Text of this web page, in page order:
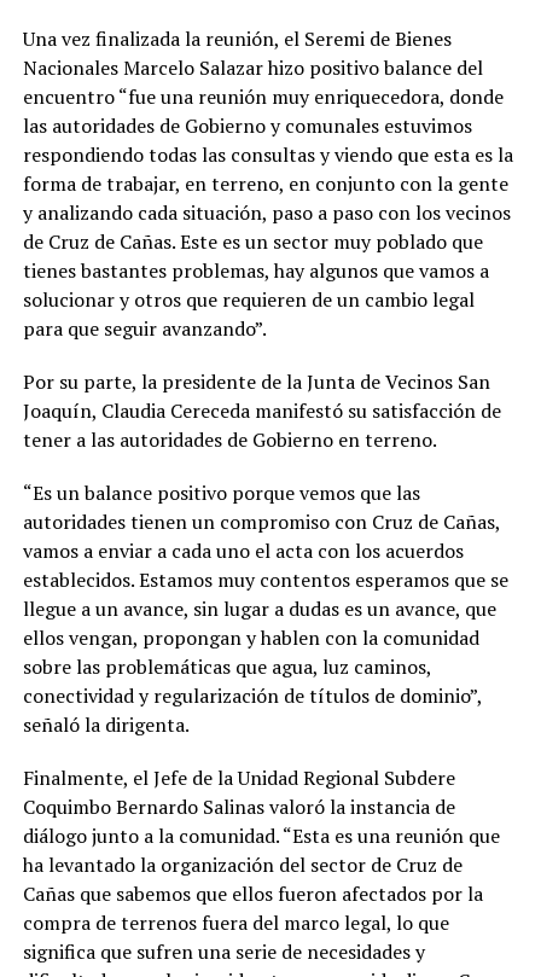
Una vez finalizada la reunión, el Seremi de Bienes
Nacionales Marcelo Salazar hizo positivo balance del
encuentro “fue una reunión muy enriquecedora, donde
las autoridades de Gobierno y comunales estuvimos
respondiendo todas las consultas y viendo que esta es la
forma de trabajar, en terreno, en conjunto con la gente
y analizando cada situación, paso a paso con los vecinos
de Cruz de Cañas. Este es un sector muy poblado que
tienes bastantes problemas, hay algunos que vamos a
solucionar y otros que requieren de un cambio legal
para que seguir avanzando”.
Por su parte, la presidente de la Junta de Vecinos San
Joaquín, Claudia Cereceda manifestó su satisfacción de
tener a las autoridades de Gobierno en terreno.
“Es un balance positivo porque vemos que las
autoridades tienen un compromiso con Cruz de Cañas,
vamos a enviar a cada uno el acta con los acuerdos
establecidos. Estamos muy contentos esperamos que se
llegue a un avance, sin lugar a dudas es un avance, que
ellos vengan, propongan y hablen con la comunidad
sobre las problemáticas que agua, luz caminos,
conectividad y regularización de títulos de dominio”,
señaló la dirigenta.
Finalmente, el Jefe de la Unidad Regional Subdere
Coquimbo Bernardo Salinas valoró la instancia de
diálogo junto a la comunidad. “Esta es una reunión que
ha levantado la organización del sector de Cruz de
Cañas que sabemos que ellos fueron afectados por la
compra de terrenos fuera del marco legal, lo que
significa que sufren una serie de necesidades y